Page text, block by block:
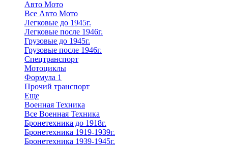
Авто Мото
Все Авто Мото
Легковые до 1945г.
Легковые после 1946г.
Грузовые до 1945г.
Грузовые после 1946г.
Спецтранспорт
Мотоциклы
Формула 1
Прочий транспорт
Еще
Военная Техника
Все Военная Техника
Бронетехника до 1918г.
Бронетехника 1919-1939г.
Бронетехника 1939-1945г.